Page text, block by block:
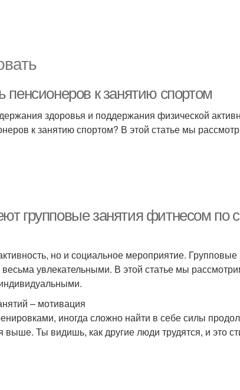
пенсионеров к занятию спортом
здоровья и поддержания физической
к занятию спортом? В этой статье мы
групповые занятия фитнесом по
но и социальное мероприятие.
увлекательными. В этой статье мы
– мотивация
иногда сложно найти в себе силы
Ты видишь, как другие люди трудятся, и это